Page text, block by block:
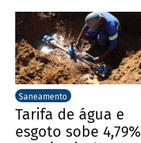
Saneamento
Tarifa de água e
esgoto sobe 4,79%